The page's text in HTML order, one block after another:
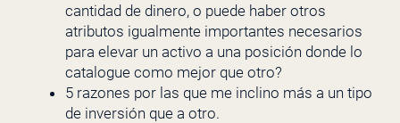
cantidad de dinero, o puede haber otros
atributos igualmente importantes necesarios
para elevar un activo a una posición donde lo
catalogue como mejor que otro?
5 razones por las que me inclino más a un tipo
de inversión que a otro.